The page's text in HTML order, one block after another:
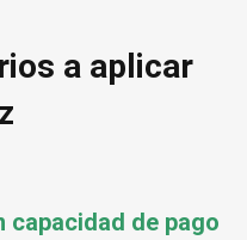
a aplicar
capacidad de pago